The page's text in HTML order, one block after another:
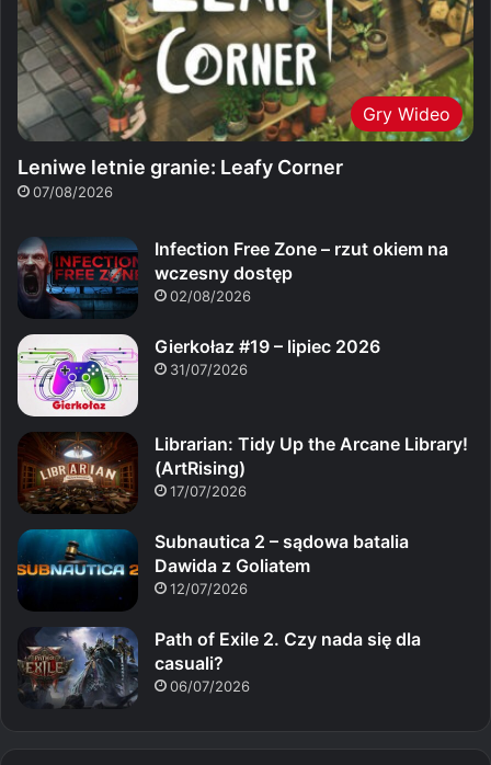
Gry Wideo
Leniwe letnie granie: Leafy Corner
07/08/2026
Infection Free Zone – rzut okiem na
wczesny dostęp
02/08/2026
Gierkołaz #19 – lipiec 2026
31/07/2026
Librarian: Tidy Up the Arcane Library!
(ArtRising)
17/07/2026
Subnautica 2 – sądowa batalia
Dawida z Goliatem
12/07/2026
Path of Exile 2. Czy nada się dla
casuali?
06/07/2026